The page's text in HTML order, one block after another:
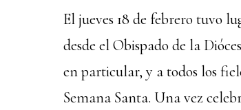
El jueves 18 de febrero tuvo
desde el Obispado de la
en particular, y a todos los
Semana Santa. Una vez